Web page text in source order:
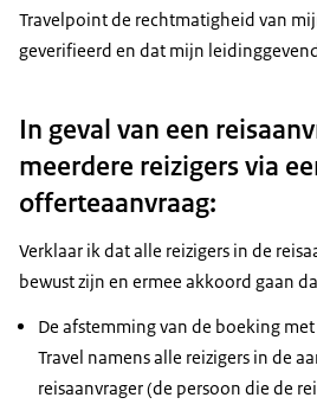
Travelpoint de rechtmatigheid van
geverifieerd en dat mijn
In geval van een
meerdere reizigers via
offerteaanvraag:
Verklaar ik dat alle reizigers in de
bewust zijn en ermee akkoord gaan
De afstemming van de boeking met
Travel namens alle reizigers in de
reisaanvrager (de persoon die de